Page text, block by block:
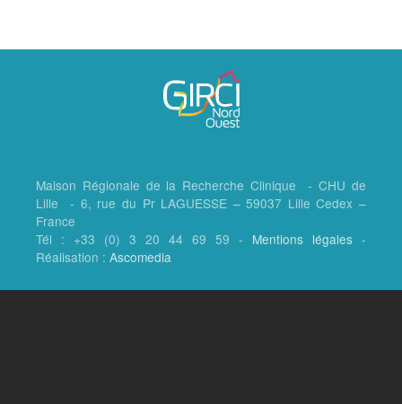
Maison Régionale de la Recherche Clinique - CHU de
Lille - 6, rue du Pr LAGUESSE – 59037 Lille Cedex –
France
Tél : +33 (0) 3 20 44 69 59 - Mentions légales -
Réalisation : Ascomedia